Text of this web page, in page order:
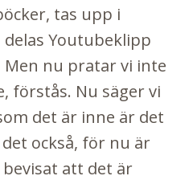
tas upp i
Youtubeklipp
nu pratar vi inte
förstås. Nu säger vi
det är inne är det
också, för nu är
att det är